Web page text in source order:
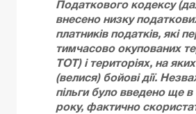
Податкового кодексу
внесено низку
платників податків, які
тимчасово окупованих
ТОТ) і територіях, на
(велися) бойові дії.
пільги було введено ще в
року, фактично